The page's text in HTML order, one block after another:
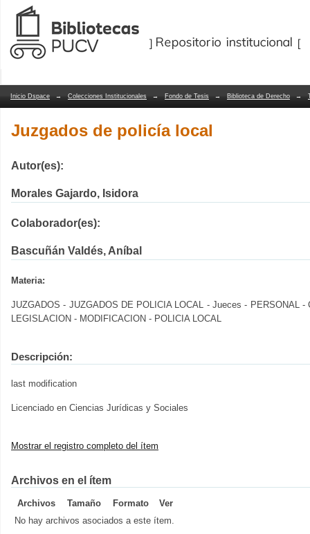
Juzgados de policía local
Repositorio Dspace/Manakin
Inicio Dspace → Colecciones Institucionales → Fondo de Tesis → Biblioteca de Derecho →
Juzgados de policía local
Autor(es):
Morales Gajardo, Isidora
Colaborador(es):
Bascuñán Valdés, Aníbal
Materia:
JUZGADOS - JUZGADOS DE POLICIA LOCAL - Jueces - PERSONAL -
LEGISLACION - MODIFICACION - POLICIA LOCAL
Descripción:
last modification
Licenciado en Ciencias Jurídicas y Sociales
Mostrar el registro completo del ítem
Archivos en el ítem
Archivos Tamaño Formato
Ver
No hay archivos asociados a este ítem.